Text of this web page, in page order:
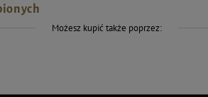
Możesz kupić także poprzez: